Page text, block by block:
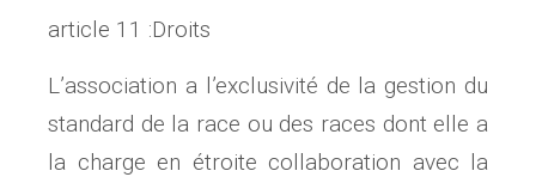
article 11 :Droits
L’association a l’exclusivité de la gestion du
standard de la race ou des races dont elle a
la charge en étroite collaboration avec la